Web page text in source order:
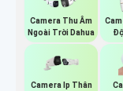
Camera Thu Âm
Ngoài Trời Dahua
Camera Ip Thân